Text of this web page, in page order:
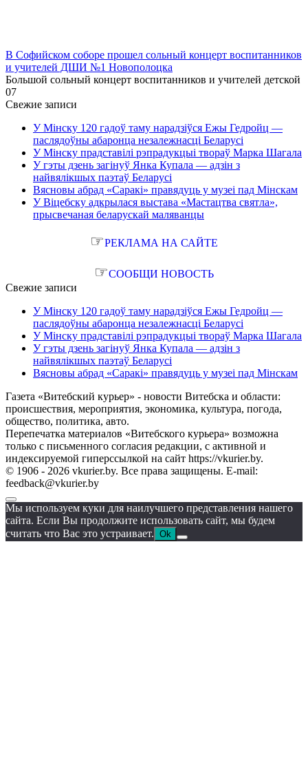
В Софийском соборе прошел сольный концерт воспитанников
и учителей ДШИ №1 Новополоцка
Большой сольный концерт воспитанников и учителей детской
07
Свежие записи
У Мінску 120 гадоў таму нарадзіўся Ежы Гедройц —
паслядоўны абаронца незалежнасці Беларусі
У Мінску прадставілі рэпрадукцыі твораў Марка Шагала
У гэты дзень загінуў Янка Купала — адзін з
найвялікшых паэтаў Беларусі
Вясновы абрад «Саракі» правядуць у музеі пад Мінскам
У Віцебску адкрылася выстава «Мастацтва святла»,
прысвечаная беларускай маляванцы
☞РЕКЛАМА НА САЙТЕ
☞СООБЩИ НОВОСТЬ
Свежие записи
У Мінску 120 гадоў таму нарадзіўся Ежы Гедройц —
паслядоўны абаронца незалежнасці Беларусі
У Мінску прадставілі рэпрадукцыі твораў Марка Шагала
У гэты дзень загінуў Янка Купала — адзін з
найвялікшых паэтаў Беларусі
Вясновы абрад «Саракі» правядуць у музеі пад Мінскам
Газета «Витебский курьер» - новости Витебска и области:
происшествия, мероприятия, экономика, культура, погода,
общество, политика, авто.
Перепечатка материалов «Витебского курьера» возможна
только с письменного согласия редакции, с активной и
индексируемой гиперссылкой на сайт https://vkurier.by.
© 1906 - 2026 vkurier.by. Все права защищены. E-mail:
feedback@vkurier.by
Мы используем куки для наилучшего представления нашего
сайта. Если Вы продолжите использовать сайт, мы будем
считать что Вас это устраивает. Ok